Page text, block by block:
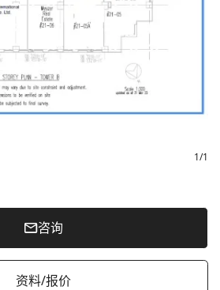
1/1
咨询
资料/报价